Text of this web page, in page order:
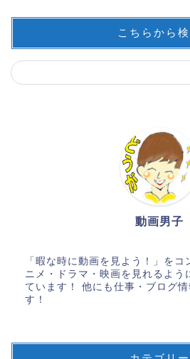
こちらから
動画男子
「暇な時に動画を見よう！」を
ニメ・ドラマ・映画を見れるよう
ています！ 他にも仕事・ブログ
す！